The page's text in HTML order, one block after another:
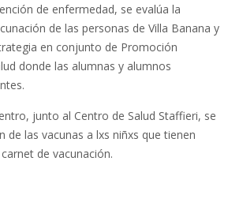
de enfermedad, se evalúa la
de las personas de Villa Banana y
en conjunto de Promoción
donde las alumnas y alumnos
junto al Centro de Salud Staffieri, se
de las vacunas a lxs niñxs que tienen
de vacunación.